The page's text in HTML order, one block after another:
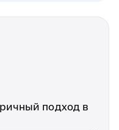
подход в